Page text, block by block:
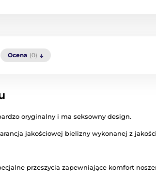
Ocena (0)
oryginalny i ma seksowny design.
jakościowej bielizny wykonanej z
przeszycia zapewniające komfort